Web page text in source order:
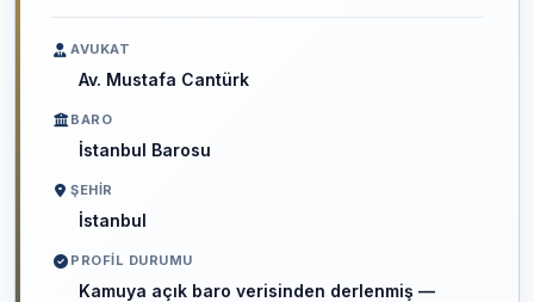
AVUKAT
Av. Mustafa Cantürk
BARO
İstanbul Barosu
ŞEHIR
İstanbul
PROFIL DURUMU
Kamuya açık baro verisinden derlenmiş —